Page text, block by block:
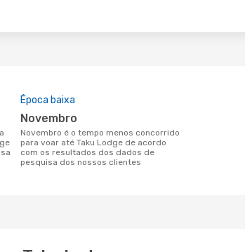
Época baixa
novembro
novembro é o tempo menos concorrido
para voar até Taku Lodge de acordo
com os resultados dos dados de
pesquisa dos nossos clientes